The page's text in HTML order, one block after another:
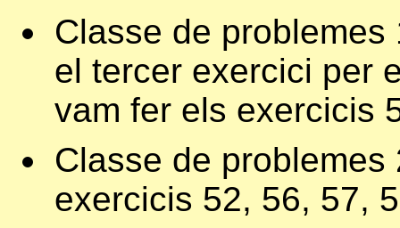
Classe de
el tercer exercici per
vam fer els exercicis
Classe de
exercicis 52, 56, 57,